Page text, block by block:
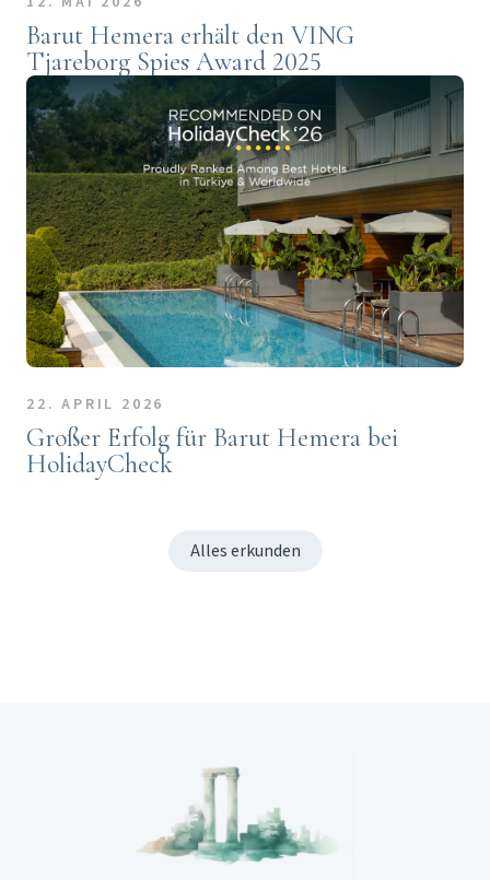
Barut Hemera erhält den VING
Tjareborg Spies Award 2025
22. APRIL 2026
Großer Erfolg für Barut Hemera bei
HolidayCheck
Alles erkunden